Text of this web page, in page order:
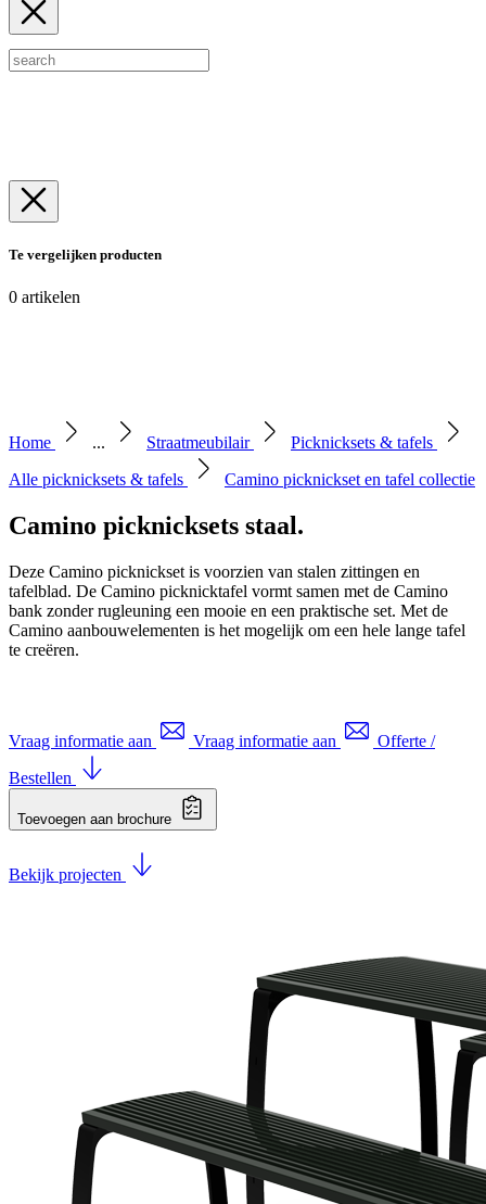
Te vergelijken producten
0 artikelen
Home ... Straatmeubilair
Picknicksets & tafels
Alle picknicksets & tafels
Camino picknickset en tafel collectie
Camino picknicksets staal.
Deze Camino picknickset is voorzien van stalen zittingen en
tafelblad. De Camino picknicktafel vormt samen met de Camino
bank zonder rugleuning een mooie en een praktische set. Met de
Camino aanbouwelementen is het mogelijk om een hele lange tafel
te creëren.
Vraag informatie aan Vraag informatie aan
Offerte /
Bestellen
Toevoegen aan brochure
Bekijk projecten